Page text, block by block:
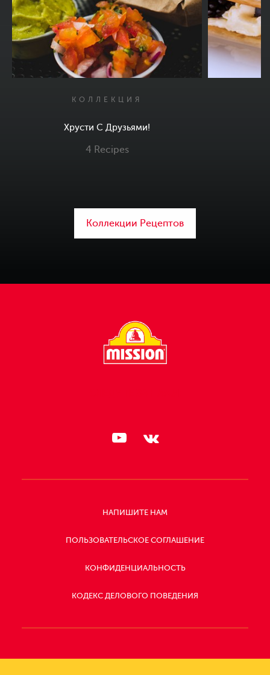
КОЛЛЕКЦИЯ
Хрусти С Друзьями!
4 Recipes
Коллекции Рецептов
НАПИШИТЕ НАМ
ПОЛЬЗОВАТЕЛЬСКОЕ СОГЛАШЕНИЕ
КОНФИДЕНЦИАЛЬНОСТЬ
КОДЕКС ДЕЛОВОГО ПОВЕДЕНИЯ